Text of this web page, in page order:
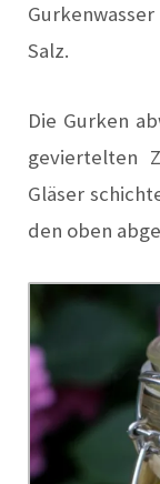
Salz.
Die Gurken
geviertelten
Gläser
den oben